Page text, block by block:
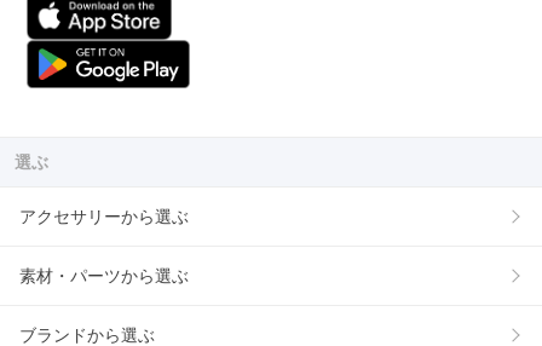
選ぶ
アクセサリーから選ぶ
素材・パーツから選ぶ
ブランドから選ぶ